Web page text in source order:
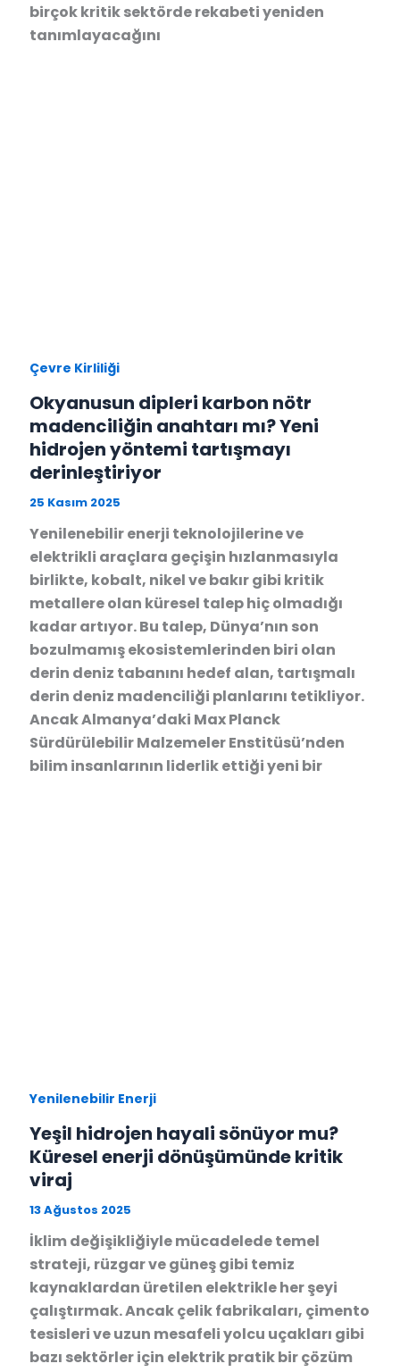
birçok kritik sektörde rekabeti yeniden
tanımlayacağını
Çevre Kirliliği
Okyanusun dipleri karbon nötr
madenciliğin anahtarı mı? Yeni
hidrojen yöntemi tartışmayı
derinleştiriyor
25 Kasım 2025
Yenilenebilir enerji teknolojilerine ve
elektrikli araçlara geçişin hızlanmasıyla
birlikte, kobalt, nikel ve bakır gibi kritik
metallere olan küresel talep hiç olmadığı
kadar artıyor. Bu talep, Dünya’nın son
bozulmamış ekosistemlerinden biri olan
derin deniz tabanını hedef alan, tartışmalı
derin deniz madenciliği planlarını tetikliyor.
Ancak Almanya’daki Max Planck
Sürdürülebilir Malzemeler Enstitüsü’nden
bilim insanlarının liderlik ettiği yeni bir
Yenilenebilir Enerji
Yeşil hidrojen hayali sönüyor mu?
Küresel enerji dönüşümünde kritik
viraj
13 Ağustos 2025
İklim değişikliğiyle mücadelede temel
strateji, rüzgar ve güneş gibi temiz
kaynaklardan üretilen elektrikle her şeyi
çalıştırmak. Ancak çelik fabrikaları, çimento
tesisleri ve uzun mesafeli yolcu uçakları gibi
bazı sektörler için elektrik pratik bir çözüm